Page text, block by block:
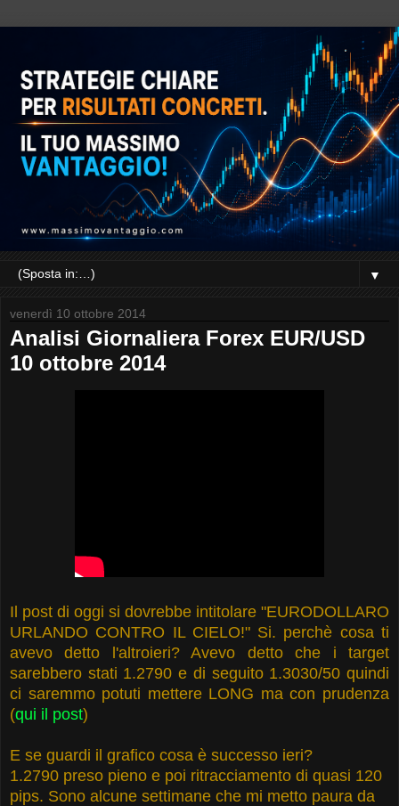
▼
venerdì 10 ottobre 2014
Analisi Giornaliera Forex EUR/USD
10 ottobre 2014
Il post di oggi si dovrebbe intitolare "EURODOLLARO
URLANDO CONTRO IL CIELO!" Si. perchè cosa ti
avevo detto l'altroieri? Avevo detto che i target
sarebbero stati 1.2790 e di seguito 1.3030/50 quindi
ci saremmo potuti mettere LONG ma con prudenza
(qui il post)
E se guardi il grafico cosa è successo ieri?
1.2790 preso pieno e poi ritracciamento di quasi 120
pips. Sono alcune settimane che mi metto paura da